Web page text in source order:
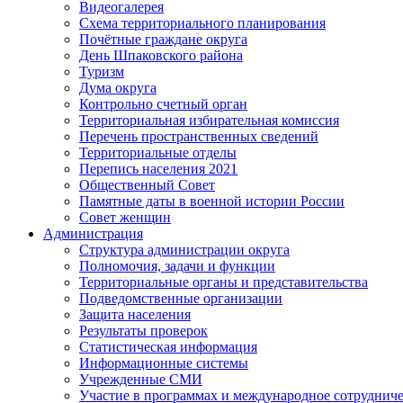
Видеогалерея
Схема территориального планирования
Почётные граждане округа
День Шпаковского района
Туризм
Дума округа
Контрольно счетный орган
Территориальная избирательная комиссия
Перечень пространственных сведений
Территориальные отделы
Перепись населения 2021
Общественный Совет
Памятные даты в военной истории России
Совет женщин
Администрация
Структура администрации округа
Полномочия, задачи и функции
Территориальные органы и представительства
Подведомственные организации
Защита населения
Результаты проверок
Статистическая информация
Информационные системы
Учрежденные СМИ
Участие в программах и международное